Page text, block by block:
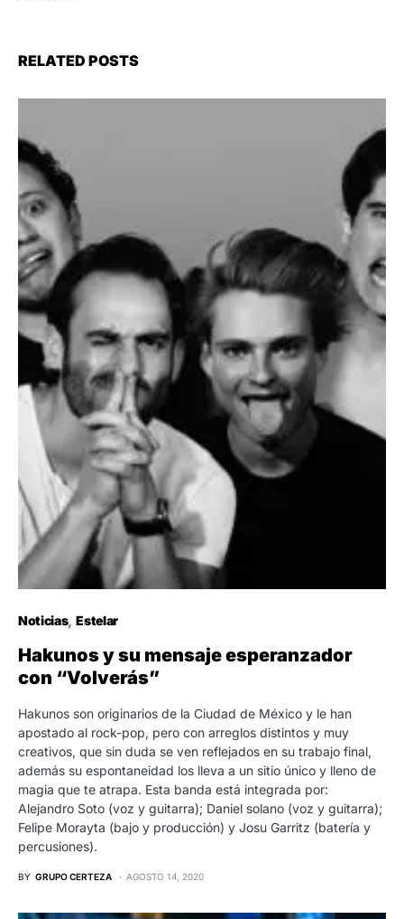
RELATED POSTS
Noticias Estelar
Hakunos y su mensaje esperanzador
con “Volverás”
Hakunos son originarios de la Ciudad de México y le han
apostado al rock-pop, pero con arreglos distintos y muy
creativos, que sin duda se ven reflejados en su trabajo final,
además su espontaneidad los lleva a un sitio único y lleno de
magia que te atrapa. Esta banda está integrada por:
Alejandro Soto (voz y guitarra); Daniel solano (voz y guitarra);
Felipe Morayta (bajo y producción) y Josu Garritz (batería y
percusiones).
BY GRUPO CERTEZA AGOSTO 14, 2020